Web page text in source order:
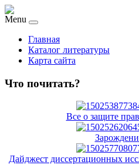
Menu
Главная
Каталог литературы
Карта сайта
Что почитать?
Все о защите
Дайджест диссертационных